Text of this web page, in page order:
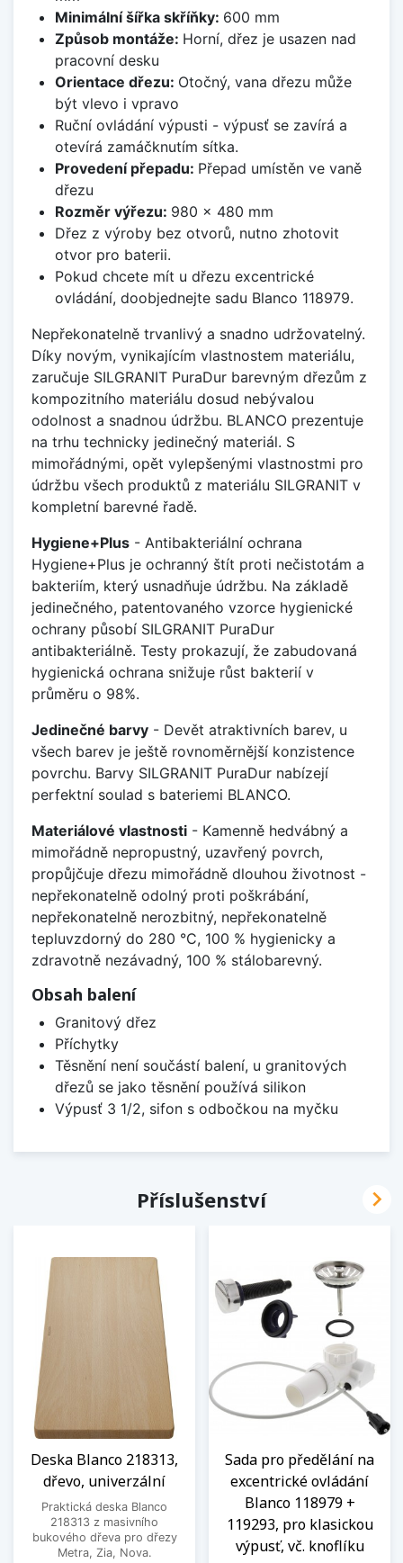
Minimální šířka skříňky: 600 mm
Způsob montáže: Horní, dřez je usazen nad
pracovní desku
Orientace dřezu: Otočný, vana dřezu může
být vlevo i vpravo
Ruční ovládání výpusti - výpusť se zavírá a
otevírá zamáčknutím sítka.
Provedení přepadu: Přepad umístěn ve vaně
dřezu
Rozměr výřezu: 980 x 480 mm
Dřez z výroby bez otvorů, nutno zhotovit
otvor pro baterii.
Pokud chcete mít u dřezu excentrické
ovládání, doobjednejte sadu Blanco 118979.
Nepřekonatelně trvanlivý a snadno udržovatelný.
Díky novým, vynikajícím vlastnostem materiálu,
zaručuje SILGRANIT PuraDur barevným dřezům z
kompozitního materiálu dosud nebývalou
odolnost a snadnou údržbu. BLANCO prezentuje
na trhu technicky jedinečný materiál. S
mimořádnými, opět vylepšenými vlastnostmi pro
údržbu všech produktů z materiálu SILGRANIT v
kompletní barevné řadě.
Hygiene+Plus - Antibakteriální ochrana
Hygiene+Plus je ochranný štít proti nečistotám a
bakteriím, který usnadňuje údržbu. Na základě
jedinečného, patentovaného vzorce hygienické
ochrany působí SILGRANIT PuraDur
antibakteriálně. Testy prokazují, že zabudovaná
hygienická ochrana snižuje růst bakterií v
průměru o 98%.
Jedinečné barvy - Devět atraktivních barev, u
všech barev je ještě rovnoměrnější konzistence
povrchu. Barvy SILGRANIT PuraDur nabízejí
perfektní soulad s bateriemi BLANCO.
Materiálové vlastnosti - Kamenně hedvábný a
mimořádně nepropustný, uzavřený povrch,
propůjčuje dřezu mimořádně dlouhou životnost -
nepřekonatelně odolný proti poškrábání,
nepřekonatelně nerozbitný, nepřekonatelně
tepluvzdorný do 280 °C, 100 % hygienicky a
zdravotně nezávadný, 100 % stálobarevný.
Obsah balení
Granitový dřez
Příchytky
Těsnění není součástí balení, u granitových
dřezů se jako těsnění používá silikon
Výpusť 3 1/2, sifon s odbočkou na myčku
Příslušenství
Deska Blanco 218313,
dřevo, univerzální
Praktická deska Blanco
218313 z masivního
bukového dřeva pro dřezy
Metra, Zia, Nova.
Sada pro předělání na
excentrické ovládání
Blanco 118979 +
119293, pro klasickou
výpusť, vč. knoflíku
